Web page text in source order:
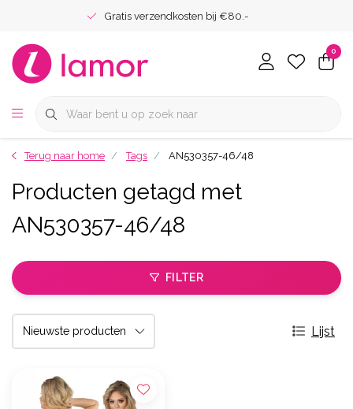
Gratis verzendkosten bij €80.-
0
Terug naar home Tags AN530357-46/48
Producten getagd met
AN530357-46/48
FILTER
Lijst